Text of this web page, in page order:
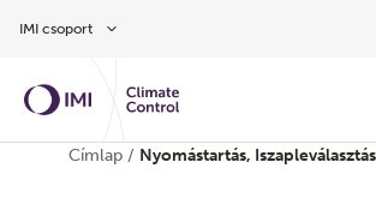
IMI csoport
Címlap/ Nyomástartás,